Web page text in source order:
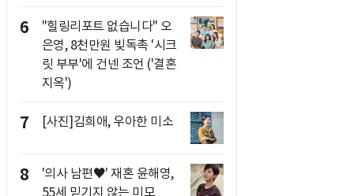
6
"힐링리포트 없습니다" 오
은영, 8천만원 빚독촉 '시크
릿 부부'에 건넨 조언 ('결혼
지옥')
7 [사진]김희애, 우아한 미소
8
'의사 남편♥' 재혼 윤해영,
55세 믿기지 않는 미모